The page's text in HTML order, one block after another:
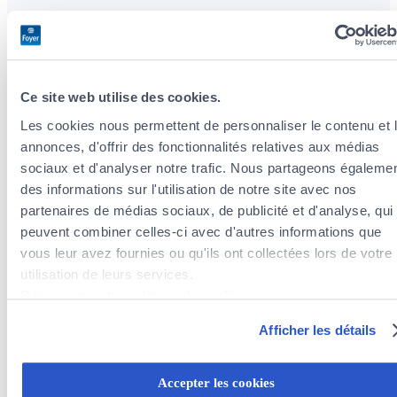
Ce site web utilise des cookies.
Les cookies nous permettent de personnaliser le contenu et
annonces, d'offrir des fonctionnalités relatives aux médias
sociaux et d'analyser notre trafic. Nous partageons
des informations sur l'utilisation de notre site avec nos
partenaires de médias sociaux, de publicité et d'analyse, qui
peuvent combiner celles-ci avec d'autres informations que
vous leur avez fournies ou qu'ils ont collectées lors de votre
utilisation de leurs services.
Découvrez notre politique de cookies :
Vous avez la possibilité de retirer votre consentement à tout
Afficher les détails
Accepter les cookies
We analyze your situation and advise you on
tax deductions related to your insurance
premiums.
Wealth protection insurance
Comprehensive and flexible solutions tailored
to your life cycle.
Insure your car with our agency and we assist